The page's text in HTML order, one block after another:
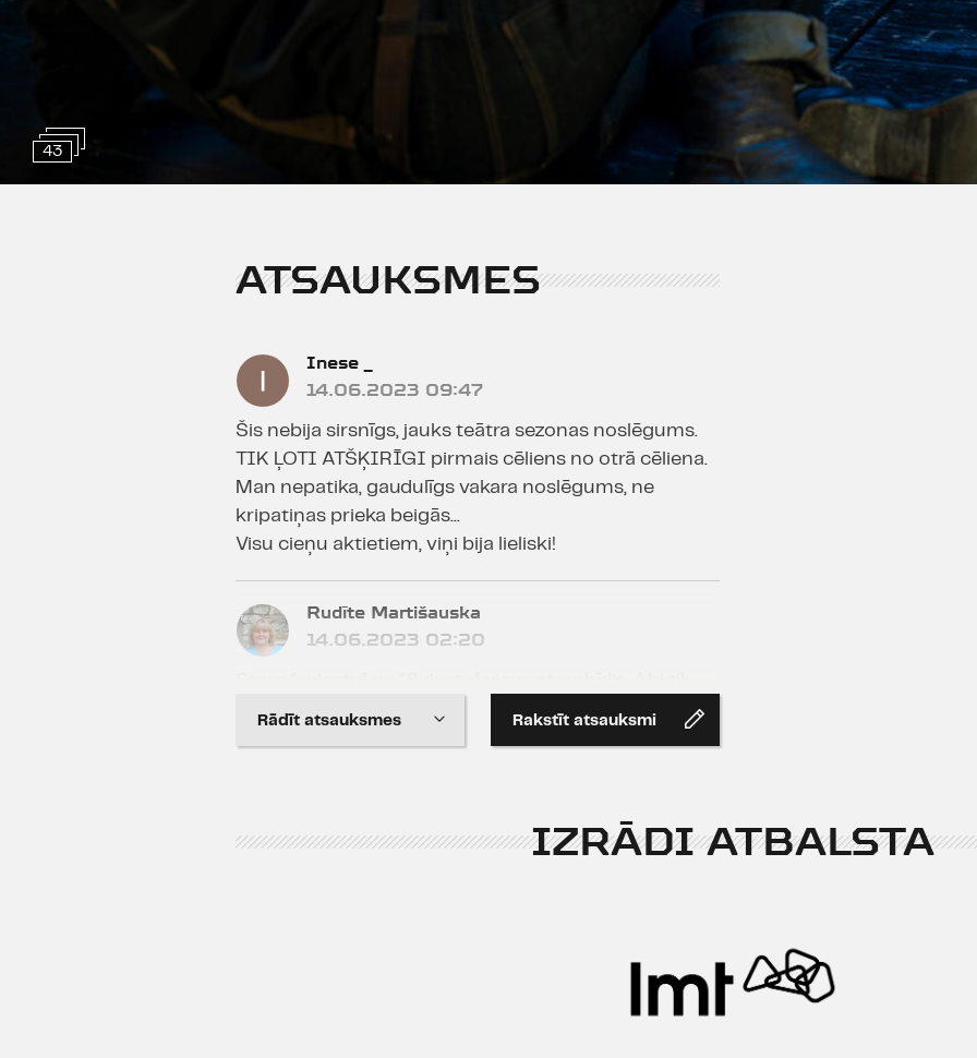
43
ATSAUKSMES
Inese _
14.06.2023 09:47
Šis nebija sirsnīgs, jauks teātra sezonas noslēgums.
TIK ĻOTI ATŠĶIRĪGI pirmais cēliens no otrā cēliena.
Man nepatika, gaudulīgs vakara noslēgums, ne
kripatiņas prieka beigās...
Visu cieņu aktietiem, viņi bija lieliski!
Rudīte Martišauska
14.06.2023 02:20
atšķirīgi un lieliski. Paldies par skaisto sezonas
13.06.2023 23:19
Rādīt atsauksmes Rakstīt atsauksmi
IZRĀDI ATBALSTA